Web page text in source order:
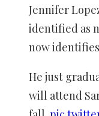
Jennifer
identified as
now identifies
He just
will attend